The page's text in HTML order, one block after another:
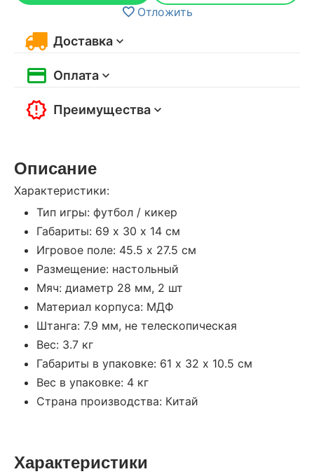
Отложить
Доставка
Оплата
Преимущества
Описание
Характеристики:
Тип игры: футбол / кикер
Габариты: 69 х 30 х 14 см
Игровое поле: 45.5 х 27.5 см
Размещение: настольный
Мяч: диаметр 28 мм, 2 шт
Материал корпуса: МДФ
Штанга: 7.9 мм, не телескопическая
Вес: 3.7 кг
Габариты в упаковке: 61 х 32 х 10.5 см
Вес в упаковке: 4 кг
Страна производства: Китай
Характеристики